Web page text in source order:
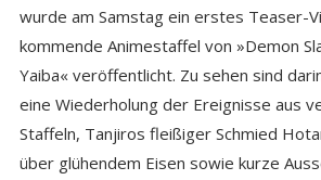
wurde am Samstag ein erstes Teaser-
kommende Animestaffel von »Demon
Yaiba« veröffentlicht. Zu sehen sind
eine Wiederholung der Ereignisse aus
Staffeln, Tanjiros fleißiger Schmied
über glühendem Eisen sowie kurze